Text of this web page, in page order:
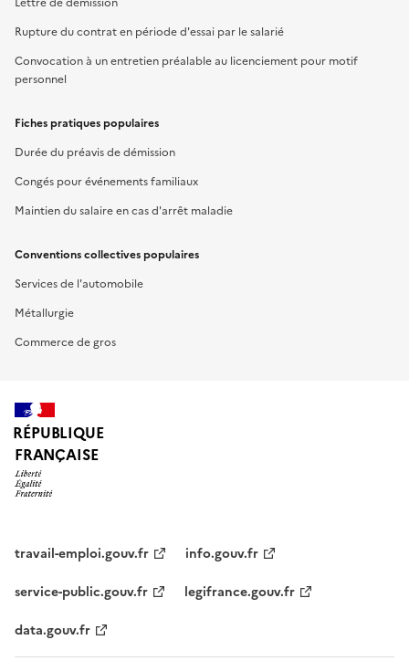
Rupture du contrat en période d'essai par le salarié
Convocation à un entretien préalable au licenciement pour motif
personnel
Fiches pratiques populaires
Durée du préavis de démission
Congés pour événements familiaux
Maintien du salaire en cas d'arrêt maladie
Conventions collectives populaires
Services de l'automobile
Métallurgie
Commerce de gros
RÉPUBLIQUE
FRANÇAISE
travail-emploi.gouv.fr
info.gouv.fr
service-public.gouv.fr
legifrance.gouv.fr
data.gouv.fr